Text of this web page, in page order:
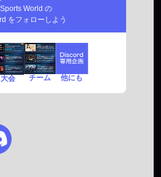
World の
をフォローしよう
大会 チーム 他にも